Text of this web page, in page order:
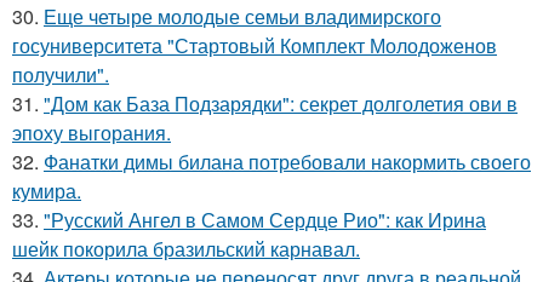
30. Еще четыре молодые семьи владимирского
госуниверситета "Стартовый Комплект Молодоженов
получили".
31. "Дом как База Подзарядки": секрет долголетия ови в
эпоху выгорания.
32. Фанатки димы билана потребовали накормить своего
кумира.
33. "Русский Ангел в Самом Сердце Рио": как Ирина
шейк покорила бразильский карнавал.